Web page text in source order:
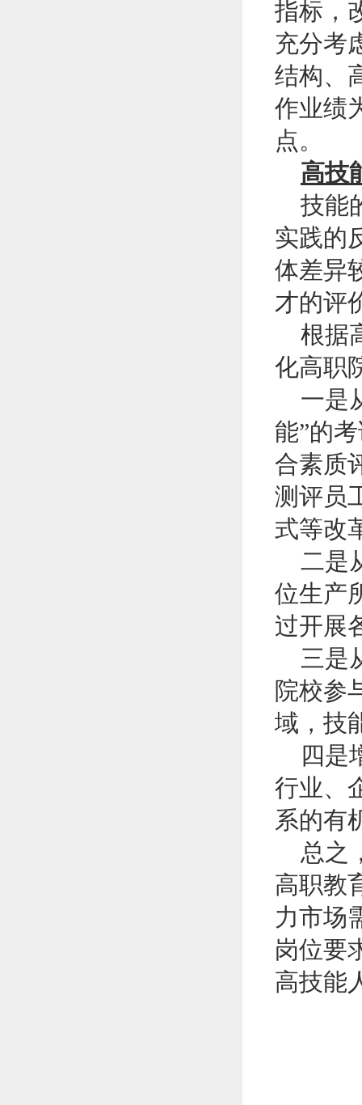
指标，
充分考
结构、
作业绩
点。
高技
技能
实践的
体差异
才的评
根据
化高职
一是
能”的
合素质
测评员
式等改
二是
位生产
过开展
三是
院校参
域，技
四是
行业、
系的有
总之
高职教
力市场
岗位要
高技能